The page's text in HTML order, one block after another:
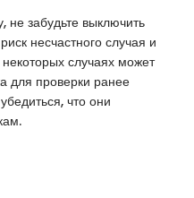
не забудьте выключить
несчастного случая и
случаях может
для проверки ранее
что они